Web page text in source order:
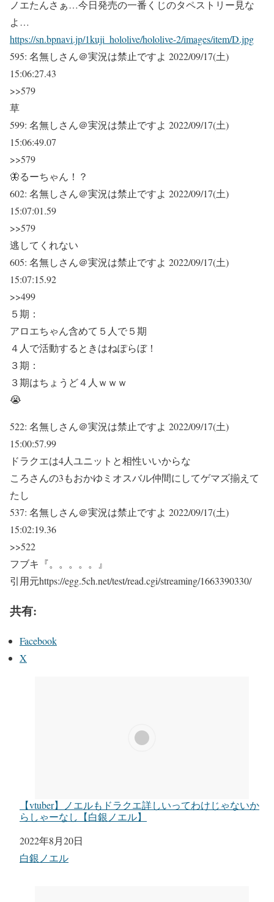
ノエたんさぁ…今日発売の一番くじのタペストリー見な
よ…
https://sn.bpnavi.jp/1kuji_hololive/hololive-2/images/item/D.jpg
595: 名無しさん＠実況は禁止ですよ 2022/09/17(土)
15:06:27.43
>>579
草
599: 名無しさん＠実況は禁止ですよ 2022/09/17(土)
15:06:49.07
>>579
🦋るーちゃん！？
602: 名無しさん＠実況は禁止ですよ 2022/09/17(土)
15:07:01.59
>>579
逃してくれない
605: 名無しさん＠実況は禁止ですよ 2022/09/17(土)
15:07:15.92
>>499
５期：
アロエちゃん含めて５人で５期
４人で活動するときはねぽらぼ！
３期：
３期はちょうど４人ｗｗｗ
😭
522: 名無しさん＠実況は禁止ですよ 2022/09/17(土)
15:00:57.99
ドラクエは4人ユニットと相性いいからな
ころさんの3もおかゆミオスバル仲間にしてゲマズ揃えて
たし
537: 名無しさん＠実況は禁止ですよ 2022/09/17(土)
15:02:19.36
>>522
フブキ『。。。。。』
引用元https://egg.5ch.net/test/read.cgi/streaming/1663390330/
共有:
Facebook
X
【vtuber】ノエルもドラクエ詳しいってわけじゃないか
らしゃーなし【白銀ノエル】
日付
2022年8月20日
関連理由
白銀ノエル